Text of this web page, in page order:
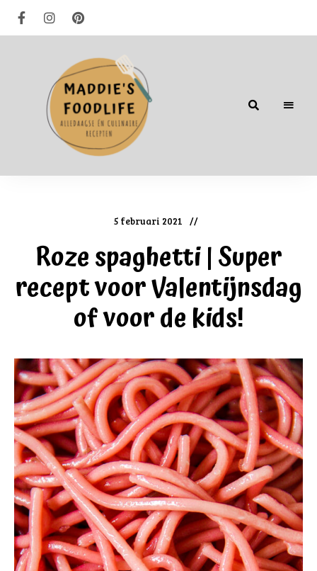
Alledaagse
5 februari 2021
Roze spaghetti | Super
recept voor Valentijnsdag
of voor de kids!